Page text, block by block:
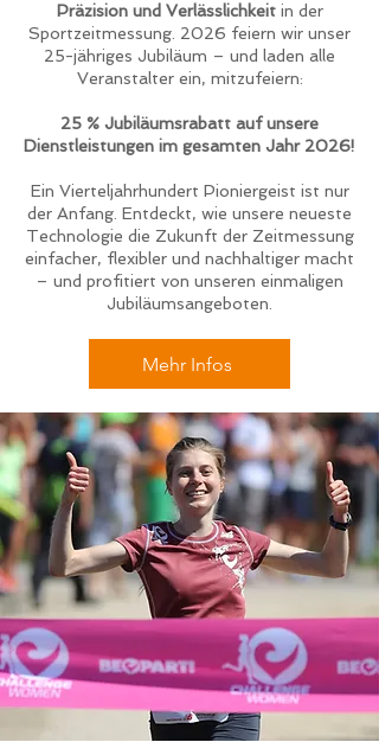
Präzision und Verlässlichkeitin der
Sportzeitmessung. 2026 feiern wir unser
25-jähriges Jubiläum – und laden alle
Veranstalter ein, mitzufeiern:
25 % Jubiläumsrabatt auf unsere
Dienstleistungen im gesamten Jahr 2026!
Ein Vierteljahrhundert Pioniergeist ist nur
der Anfang. Entdeckt, wie unsere neueste
Technologie die Zukunft der Zeitmessung
einfacher, flexibler und nachhaltiger macht
– und profitiert von unseren einmaligen
Jubiläumsangeboten.
Mehr Infos